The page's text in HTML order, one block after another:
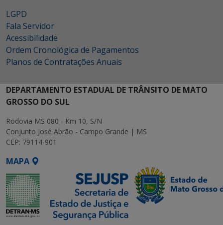
LGPD
Fala Servidor
Acessibilidade
Ordem Cronológica de Pagamentos
Planos de Contratações Anuais
DEPARTAMENTO ESTADUAL DE TRÂNSITO DE MATO
GROSSO DO SUL
Rodovia MS 080 - Km 10, S/N
Conjunto José Abrão - Campo Grande | MS
CEP: 79114-901
MAPA